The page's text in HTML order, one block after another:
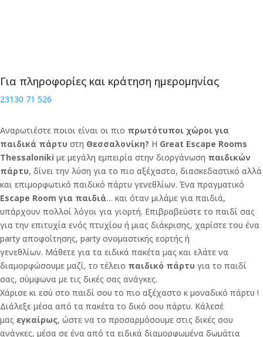
Για πληροφορίες και κράτηση ημερομηνίας
23130 71 526
Αναρωτιέστε ποιοι είναι οι πιο πρωτότυποι χώροι για
παιδικά πάρτυ στη Θεσσαλονίκη? Η Great Escape Rooms
Thessaloniki με μεγάλη εμπειρία στην διοργάνωση παιδικών
πάρτυ, δίνει την λύση για το πιο αξέχαστο, διασκεδαστικό αλλά
και επιμορφωτικό παιδικό πάρτυ γενεθλίων. Ένα πραγματικό
Escape Room για παιδιά… και όταν μιλάμε για παιδιά,
υπάρχουν πολλοί λόγοι για γιορτή. Επιβραβεύστε το παιδί σας
για την επιτυχία ενός πτυχίου ή μιας διάκρισης, χαρίστε του ένα
party αποφοίτησης, party ονομαστικής εορτής ή
γενεθλίων. Μάθετε για τα ειδικά πακέτα μας και ελάτε να
διαμορφώσουμε μαζί, το τέλειο παιδικό πάρτυ για το παιδί
σας, σύμφωνα με τις δικές σας ανάγκες.
Χάρισε κι εσύ στο παιδί σου το πιο αξέχαστο κ μοναδικό πάρτυ !
Διάλεξε μέσα από τα πακέτα το δικό σου πάρτυ. Κάλεσέ
μας εγκαίρως, ώστε να το προσαρμόσουμε στις δικές σου
ανάγκες, μέσα σε ένα από τα ειδικά διαμορφωμένα δωμάτια